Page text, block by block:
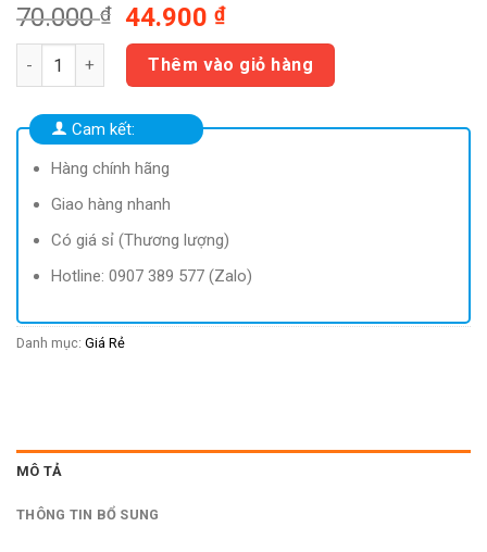
70.000₫
Giá
gốc
là:
70.000 ₫.
44.900₫Giá
hiện
tại
là:
44.900 ₫.
Genat Gừng Viên ngậm ho (Hộp 100 viên) số lượng
Thêm vào giỏ hàng
Cam kết:
Hàng chính hãng
Giao hàng nhanh
Có giá sỉ (Thương lượng)
Hotline: 0907 389 577 (Zalo)
Danh mục: Giá Rẻ
MÔ TẢ
THÔNG TIN BỔ SUNG